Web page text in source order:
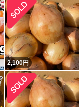
2,100円